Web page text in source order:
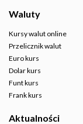
Waluty
Kursy walut online
Przelicznik walut
Euro kurs
Dolar kurs
Funt kurs
Frank kurs
Aktualności